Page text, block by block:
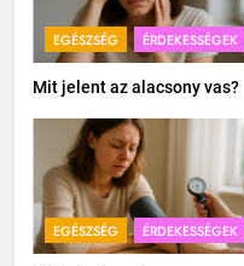
EGÉSZSÉG ÉRDEKESSÉGEK
Mit jelent az alacsony vas?
EGÉSZSÉG ÉRDEKESSÉGEK